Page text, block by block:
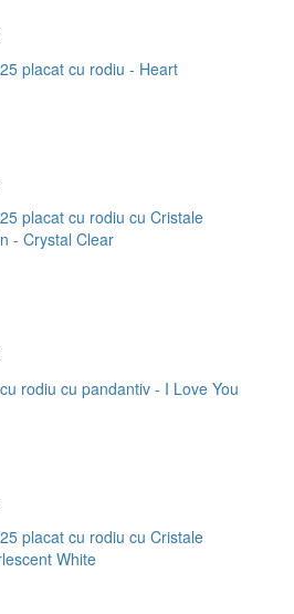
placat cu rodiu - Heart
placat cu rodiu cu Cristale
- Crystal Clear
rodiu cu pandantiv - I Love You
placat cu rodiu cu Cristale
White